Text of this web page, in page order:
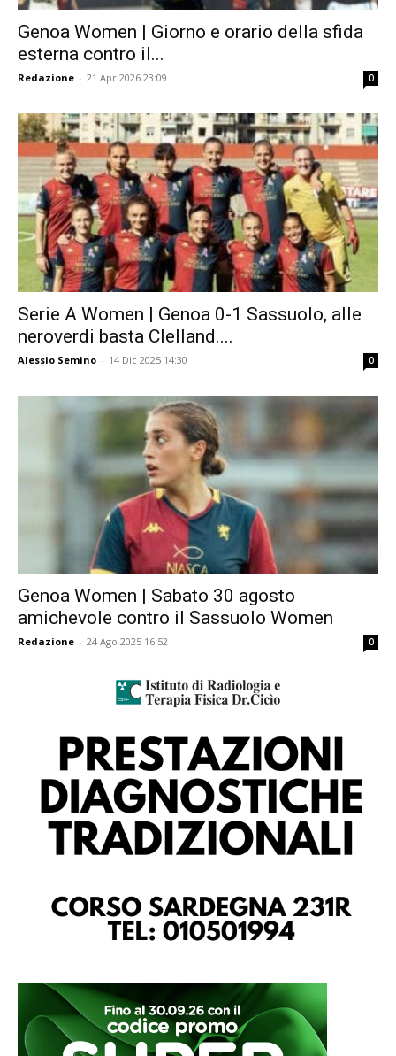
Genoa Women | Giorno e orario della sfida
esterna contro il...
Redazione - 21 Apr 2026 23:09 0
Serie A Women | Genoa 0-1 Sassuolo, alle
neroverdi basta Clelland....
Alessio Semino - 14 Dic 2025 14:30 0
Genoa Women | Sabato 30 agosto
amichevole contro il Sassuolo Women
Redazione - 24 Ago 2025 16:52 0